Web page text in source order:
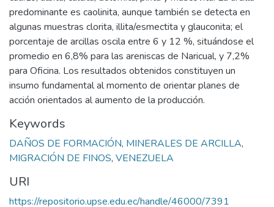
predominante es caolinita, aunque también se detecta en
algunas muestras clorita, illita/esmectita y glauconita; el
porcentaje de arcillas oscila entre 6 y 12 %, situándose el
promedio en 6,8% para las areniscas de Naricual, y 7,2%
para Oficina. Los resultados obtenidos constituyen un
insumo fundamental al momento de orientar planes de
acción orientados al aumento de la producción.
Keywords
DAÑOS DE FORMACIÓN, MINERALES DE ARCILLA,
MIGRACIÓN DE FINOS, VENEZUELA
URI
https://repositorio.upse.edu.ec/handle/46000/7391